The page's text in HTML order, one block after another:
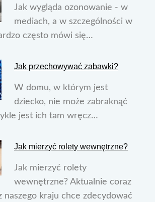
Jak wygląda ozonowanie - w
mediach, a w szczególności w
często mówi się…
Jak przechowywać zabawki?
W domu, w którym jest
dziecko, nie może zabraknąć
jest ich tam wręcz…
Jak mierzyć rolety wewnętrzne?
Jak mierzyć rolety
wewnętrzne? Aktualnie coraz
naszego kraju chce zdecydować